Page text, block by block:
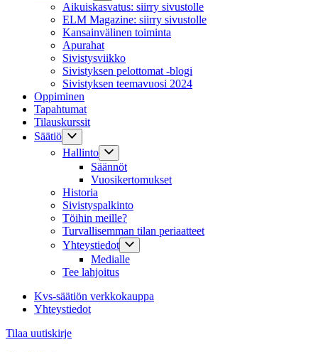
Aikuiskasvatus: siirry sivustolle
ELM Magazine: siirry sivustolle
Kansainvälinen toiminta
Apurahat
Sivistysviikko
Sivistyksen pelottomat -blogi
Sivistyksen teemavuosi 2024
Oppiminen
Tapahtumat
Tilauskurssit
Säätiö
Hallinto
Säännöt
Vuosikertomukset
Historia
Sivistyspalkinto
Töihin meille?
Turvallisemman tilan periaatteet
Yhteystiedot
Medialle
Tee lahjoitus
Kvs-säätiön verkkokauppa
Yhteystiedot
Tilaa uutiskirje